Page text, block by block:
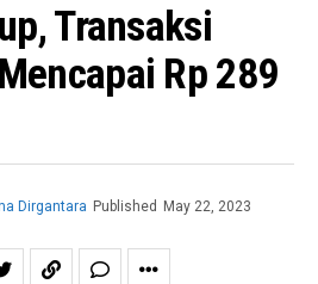
Transaksi
Rp 289
Dirgantara Published May 22, 2023